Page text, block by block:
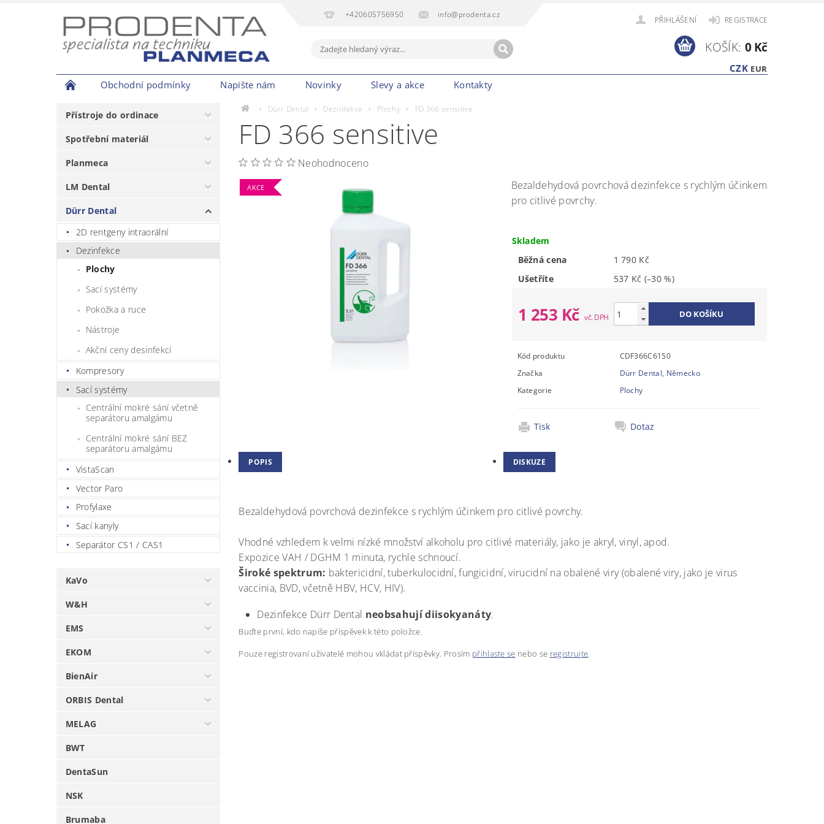
+420605756950 info@prodenta.cz
PŘIHLÁŠENÍ REGISTRACE
CZK EUR
KOŠÍK: 0 Kč
Obchodní podmínky Napište nám Novinky Slevy a akce Kontakty
Přístroje do ordinace
Spotřební materiál
Planmeca
LM Dental
Dürr Dental
2D rentgeny intraorální
Dezinfekce
Plochy
Sací systémy
Pokožka a ruce
Nástroje
Akční ceny desinfekcí
Kompresory
Sací systémy
Centrální mokré sání včetně
separátoru amalgámu
Centrální mokré sání BEZ
separátoru amalgámu
VistaScan
Vector Paro
Profylaxe
Sací kanyly
Separátor CS1 / CAS1
KaVo
W&H
EMS
EKOM
BienAir
ORBIS Dental
MELAG
BWT
DentaSun
NSK
Brumaba
Dürr Dental Dezinfekce Plochy FD 366 sensitive
FD 366 sensitive
Neohodnoceno
AKCE
Bezaldehydová povrchová dezinfekce s rychlým účinkem
pro citlivé povrchy.
Skladem
Běžná cena
1 790 Kč
Ušetříte
537 Kč (–30 %)
1 253 Kč
Kód produktu
CDF366C6150
Značka
Dürr Dental, Německo
Kategorie
Plochy
Tisk Dotaz
POPIS DISKUZE
Bezaldehydová povrchová dezinfekce s rychlým účinkem pro citlivé povrchy.
Vhodné vzhledem k velmi nízké množství alkoholu pro citlivé materiály, jako je akryl, vinyl, apod.
Expozice VAH / DGHM 1 minuta, rychle schnoucí.
Široké spektrum: baktericidní, tuberkulocidní, fungicidní, virucidní na obalené viry (obalené viry, jako je virus
vaccinia, BVD, včetně HBV, HCV, HIV).
Dezinfekce Dürr Dental neobsahujídiisokyanáty.
Buďte první, kdo napíše příspěvek k této položce.
Pouze registrovaní uživatelé mohou vkládat příspěvky. Prosím přihlaste se nebo se registrujte.